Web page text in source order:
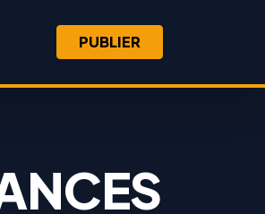
PUBLIER